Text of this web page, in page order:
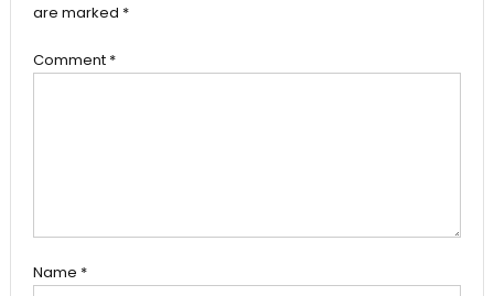
are marked *
Comment *
Name *